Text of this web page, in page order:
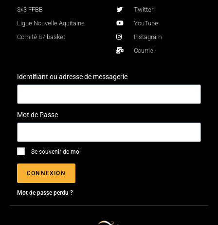
3x3 FFBB
Ligue Nouvelle Aquitaine
Comité 87 basket
Twitter
YouTube
Instagram
Courriel
Identifiant ou adresse de messagerie
Mot de Passe
Se souvenir de moi
CONNEXION
Mot de passe perdu ?